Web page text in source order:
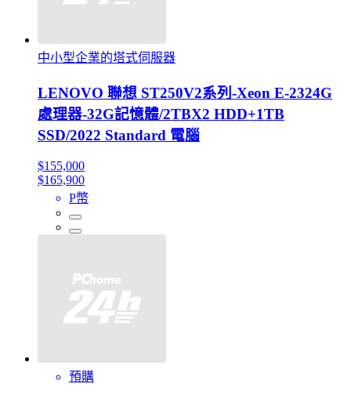
中小型企業的塔式伺服器
LENOVO 聯想 ST250V2系列-Xeon E-2324G
處理器-32G記憶體/2TBX2 HDD+1TB
SSD/2022 Standard 電腦
$155,000
$165,900
P幣
預購